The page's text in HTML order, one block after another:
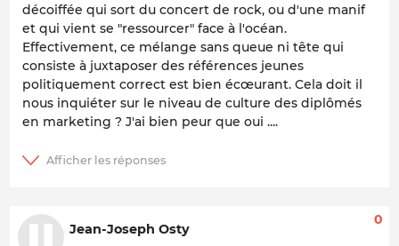
décoiffée qui sort du concert de rock, ou d'une manif
et qui vient se "ressourcer" face à l'océan.
Effectivement, ce mélange sans queue ni tête qui
consiste à juxtaposer des références jeunes
politiquement correct est bien écœurant. Cela doit il
nous inquiéter sur le niveau de culture des diplômés
en marketing ? J'ai bien peur que oui ....
Jean-Joseph Osty
0